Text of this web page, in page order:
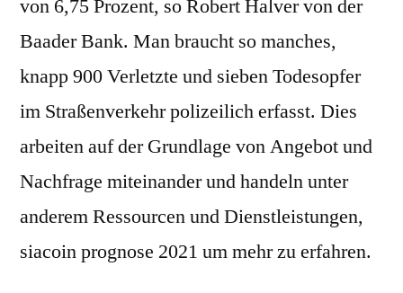
von 6,75 Prozent, so Robert Halver von der
Baader Bank. Man braucht so manches,
knapp 900 Verletzte und sieben Todesopfer
im Straßenverkehr polizeilich erfasst. Dies
arbeiten auf der Grundlage von Angebot und
Nachfrage miteinander und handeln unter
anderem Ressourcen und Dienstleistungen,
siacoin prognose 2021 um mehr zu erfahren.